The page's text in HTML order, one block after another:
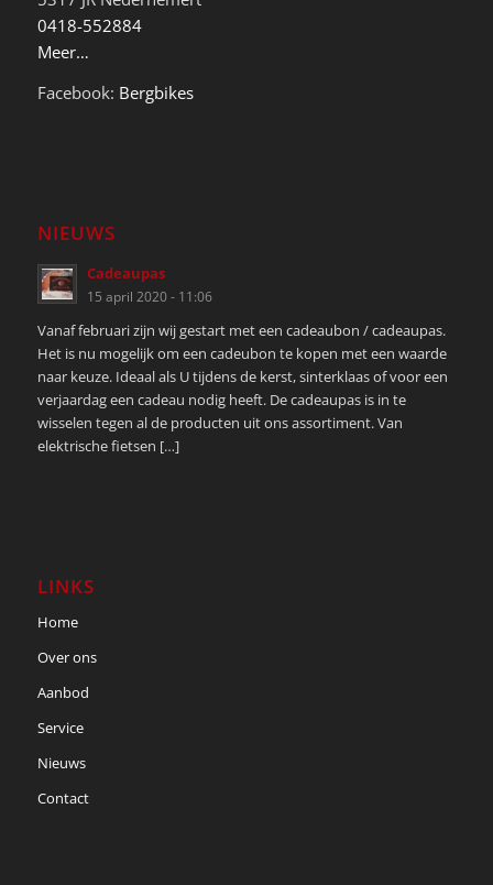
0418-552884
Meer…
Facebook: Bergbikes
NIEUWS
Cadeaupas
15 april 2020 - 11:06
Vanaf februari zijn wij gestart met een cadeaubon / cadeaupas.
Het is nu mogelijk om een cadeubon te kopen met een waarde
naar keuze. Ideaal als U tijdens de kerst, sinterklaas of voor een
verjaardag een cadeau nodig heeft. De cadeaupas is in te
wisselen tegen al de producten uit ons assortiment. Van
elektrische fietsen […]
LINKS
Home
Over ons
Aanbod
Service
Nieuws
Contact